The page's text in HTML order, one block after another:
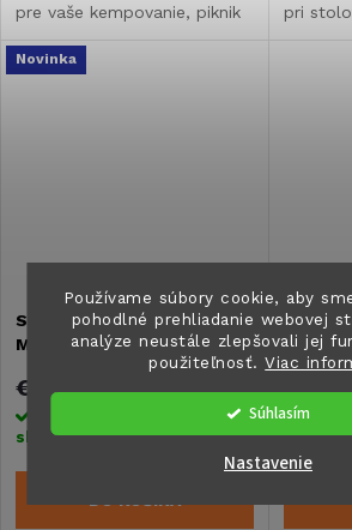
Používame súbory cookie, aby
pohodlné prehliadanie webovej
analýze neustále zlepšovali jej
použiteľnosť.Viac
Súhlasím
Nastavenie
pre vaše kempovanie, piknik
a výlety.
pri
Novinka
Skladacia prenosná taška
MEORI pre 6 fliaš
€30
Skladom na centrálnom
sklade>5 ks
sklade